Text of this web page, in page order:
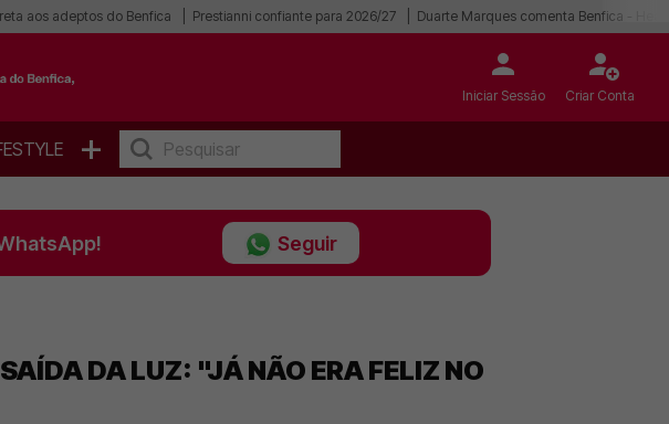
aos adeptos do Benfica Prestianni confiante para 2026/27 Duarte Marques comenta Benfica -
Iniciar Sessão Criar Conta
+
Seguir
DA LUZ: "JÁ NÃO ERA FELIZ NO